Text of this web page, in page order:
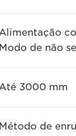
Modo de não
3000 mm
Método de